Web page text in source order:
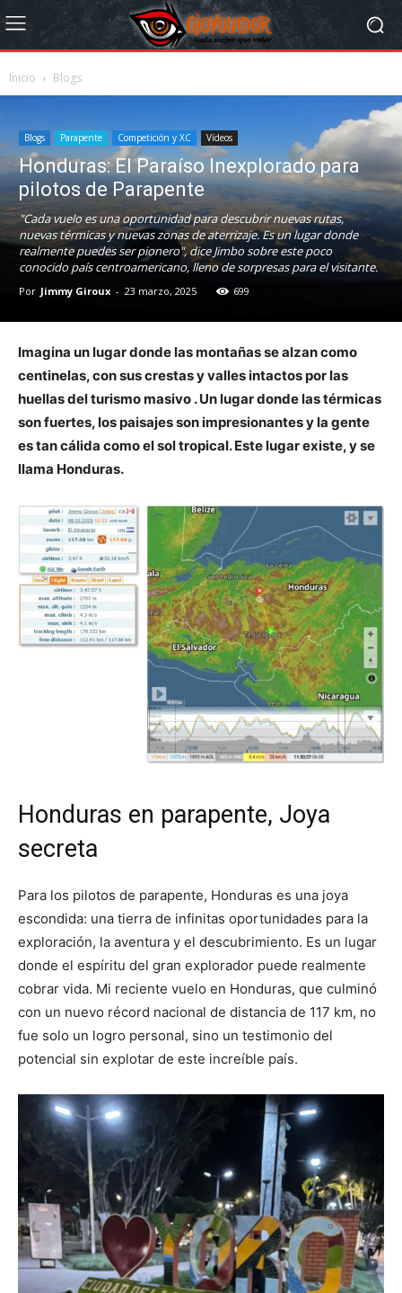
Inicio Blogs
Blogs Parapente Competición y XC Vídeos
Honduras: El Paraíso Inexplorado para
pilotos de Parapente
"Cada vuelo es una oportunidad para descubrir nuevas rutas,
nuevas térmicas y nuevas zonas de aterrizaje. Es un lugar donde
realmente puedes ser pionero", dice Jimbo sobre este poco
conocido país centroamericano, lleno de sorpresas para el visitante.
Por Jimmy Giroux - 23 marzo, 2025 699
Imagina un lugar donde las montañas se alzan como
centinelas, con sus crestas y valles intactos por las
huellas del turismo masivo . Un lugar donde las térmicas
son fuertes, los paisajes son impresionantes y la gente
es tan cálida como el sol tropical. Este lugar existe, y se
llama Honduras.
Honduras en parapente, Joya
secreta
Para los pilotos de parapente, Honduras es una joya
escondida: una tierra de infinitas oportunidades para la
exploración, la aventura y el descubrimiento. Es un lugar
donde el espíritu del gran explorador puede realmente
cobrar vida. Mi reciente vuelo en Honduras, que culminó
con un nuevo récord nacional de distancia de 117 km, no
fue solo un logro personal, sino un testimonio del
potencial sin explotar de este increíble país.